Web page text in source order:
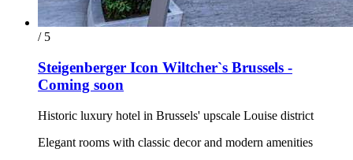
/ 5
Steigenberger Icon Wiltcher`s Brussels -
Coming soon
Historic luxury hotel in Brussels' upscale Louise district
Elegant rooms with classic decor and modern amenities